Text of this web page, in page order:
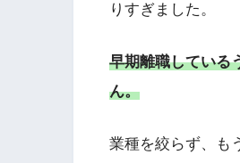
りすぎました。
早期離職している
ん。
業種を絞らず、も